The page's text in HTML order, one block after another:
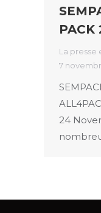
PACK
La presse
7
24